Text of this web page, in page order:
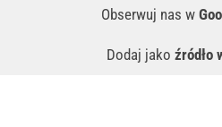
Obserwuj nas w
Dodaj jako źródło